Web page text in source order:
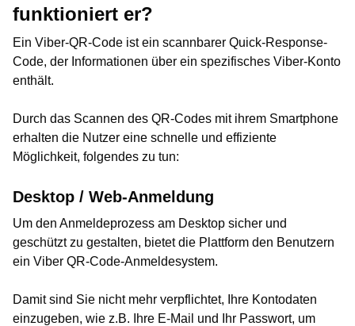
funktioniert er?
Ein Viber-QR-Code ist ein scannbarer Quick-Response-
Code, der Informationen über ein spezifisches Viber-Konto
enthält.
Durch das Scannen des QR-Codes mit ihrem Smartphone
erhalten die Nutzer eine schnelle und effiziente
Möglichkeit, folgendes zu tun:
Desktop / Web-Anmeldung
Um den Anmeldeprozess am Desktop sicher und
geschützt zu gestalten, bietet die Plattform den Benutzern
ein Viber QR-Code-Anmeldesystem.
Damit sind Sie nicht mehr verpflichtet, Ihre Kontodaten
einzugeben, wie z.B. Ihre E-Mail und Ihr Passwort, um